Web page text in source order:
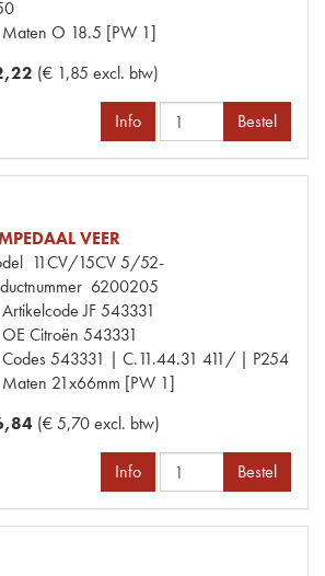
Maten O 18.5 [PW 1]
(€ 1,85 excl. btw)
Info Bestel
VEER
11CV/15CV 5/52-
6200205
Artikelcode JF543331
OE Citroën 543331
Codes543331 | C.11.44.31 411/ | P254
Maten 21x66mm [PW 1]
(€ 5,70 excl. btw)
Info Bestel